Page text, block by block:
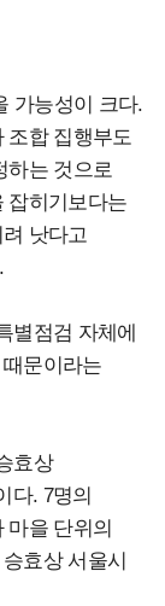
가능성이 크다.
조합 집행부도
하는 것으로
잡히기보다는
낫다고
별점검 자체에
문이라는
효상
다. 7명의
마을 단위의
효상 서울시